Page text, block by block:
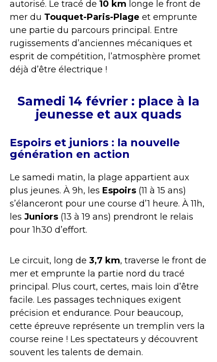
autorisé. Le tracé de 10 km longe le front de
mer du Touquet-Paris-Plage et emprunte
une partie du parcours principal. Entre
rugissements d’anciennes mécaniques et
esprit de compétition, l’atmosphère promet
déjà d’être électrique !
Samedi 14 février : place à la
jeunesse et aux quads
Espoirs et juniors : la nouvelle
génération en action
Le samedi matin, la plage appartient aux
plus jeunes. À 9h, les Espoirs (11 à 15 ans)
s’élanceront pour une course d’1 heure. À 11h,
les Juniors (13 à 19 ans) prendront le relais
pour 1h30 d’effort.
Le circuit, long de 3,7 km, traverse le front de
mer et emprunte la partie nord du tracé
principal. Plus court, certes, mais loin d’être
facile. Les passages techniques exigent
précision et endurance. Pour beaucoup,
cette épreuve représente un tremplin vers la
course reine ! Les spectateurs y découvrent
souvent les talents de demain.